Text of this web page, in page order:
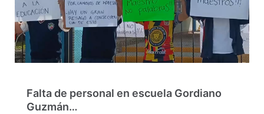
Falta de personal en escuela Gordiano
Guzmán…